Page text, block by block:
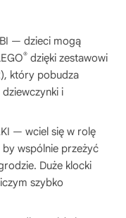
— dzieci mogą
® dzięki zestawowi
który pobudza
i
— wciel się w rolę
by wspólnie przeżyć
Duże klocki
szybko